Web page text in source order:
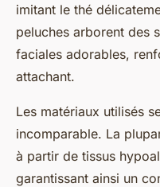
imitant le thé
peluches arborent des
faciales adorables,
attachant.
Les matériaux utilisés
incomparable. La
à partir de tissus
garantissant ainsi un